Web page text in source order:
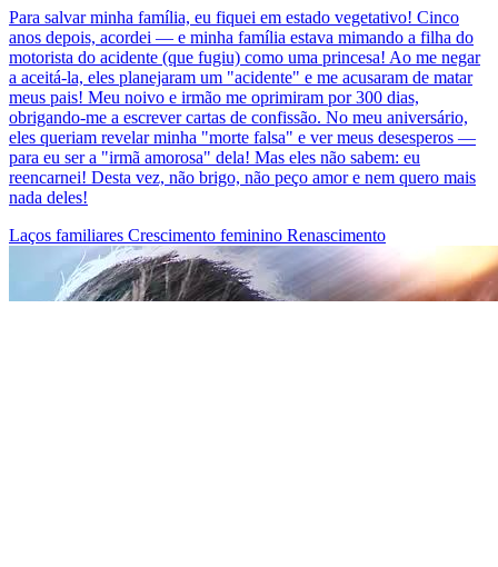
Para salvar minha família, eu fiquei em estado vegetativo! Cinco
anos depois, acordei — e minha família estava mimando a filha do
motorista do acidente (que fugiu) como uma princesa! Ao me negar
a aceitá-la, eles planejaram um "acidente" e me acusaram de matar
meus pais! Meu noivo e irmão me oprimiram por 300 dias,
obrigando-me a escrever cartas de confissão. No meu aniversário,
eles queriam revelar minha "morte falsa" e ver meus desesperos —
para eu ser a "irmã amorosa" dela! Mas eles não sabem: eu
reencarnei! Desta vez, não brigo, não peço amor e nem quero mais
nada deles!
Laços familiares Crescimento feminino Renascimento